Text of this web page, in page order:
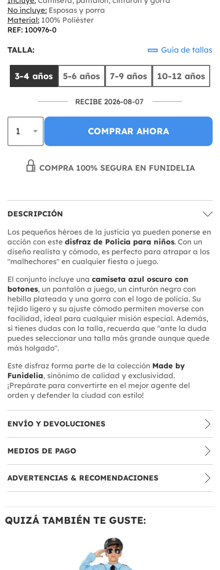
No incluye: Esposas y porra
Material: 100% Poliéster
REF: 100976-0
TALLA: Guía de tallas
3-4 años 5-6 años 7-9 años 10-12 años
RECIBE 2026-08-07
COMPRAR AHORA
COMPRA 100% SEGURA EN FUNIDELIA
DESCRIPCIÓN
Los pequeños héroes de la justicia ya pueden ponerse en
acción con este disfraz de Policía para niños. Con un
diseño realista y cómodo, es perfecto para atrapar a los
"malhechores" en cualquier fiesta o juego.
El conjunto incluye una camiseta azul oscuro con
botones, un pantalón a juego, un cinturón negro con
hebilla plateada y una gorra con el logo de policía. Su
tejido ligero y su ajuste cómodo permiten moverse con
facilidad, ideal para cualquier misión especial. Además,
si tienes dudas con la talla, recuerda que "ante la duda
puedes seleccionar una talla más grande aunque quede
más holgado".
Este disfraz forma parte de la colección Made by
Funidelia, sinónimo de calidad y exclusividad.
¡Prepárate para convertirte en el mejor agente del
orden y defender la ciudad con estilo!
ENVÍO Y DEVOLUCIONES
MEDIOS DE PAGO
ADVERTENCIAS & RECOMENDACIONES
QUIZÁ TAMBIÉN TE GUSTE: